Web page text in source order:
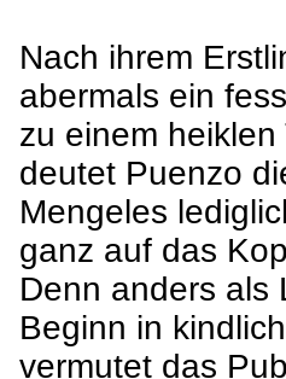
Nach ihrem
abermals ein
zu einem
deutet Puenzo
Mengeles
ganz auf das
Denn anders als
Beginn in
vermutet das